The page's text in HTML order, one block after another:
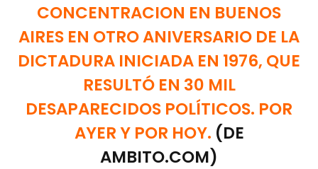
CONCENTRACION EN BUENOS
AIRES EN OTRO ANIVERSARIO DE LA
DICTADURA INICIADA EN 1976, QUE
RESULTÓ EN 30 MIL
DESAPARECIDOS POLÍTICOS. POR
AYER Y POR HOY. (DE
AMBITO.COM)